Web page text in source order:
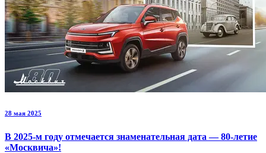
28 мая 2025
В 2025-м году отмечается знаменательная дата — 80-летие
«Москвича»!